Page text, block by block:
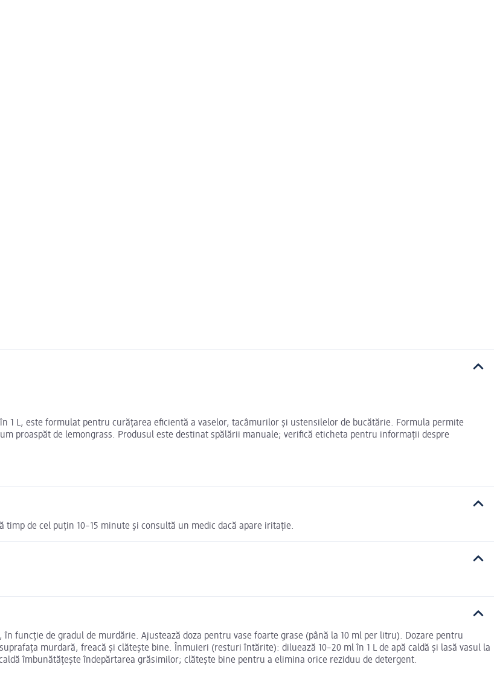
1 L, este formulat pentru curățarea eficientă a vaselor, tacâmurilor și ustensilelor de bucătărie. Formula permite
proaspăt de lemongrass. Produsul este destinat spălării manuale; verifică eticheta pentru informații despre
de cel puțin 10–15 minute și consultă un medic dacă apare iritație.
funcție de gradul de murdărie. Ajustează doza pentru vase foarte grase (până la 10 ml per litru). Dozare pentru
murdară, freacă și clătește bine. Înmuieri (resturi întărite): diluează 10–20 ml în 1 L de apă caldă și lasă vasul la
îmbunătățește îndepărtarea grăsimilor; clătește bine pentru a elimina orice reziduu de detergent.